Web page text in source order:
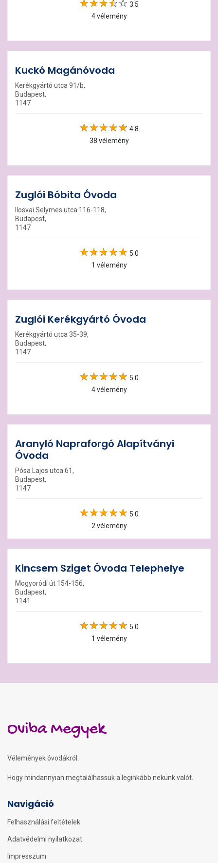
3.5
4 vélemény
Kuckó Magánóvoda
Kerékgyártó utca 91/b,
Budapest,
1147
4.8
38 vélemény
Zuglói Bóbita Óvoda
Ilosvai Selymes utca 116-118,
Budapest,
1147
5.0
1 vélemény
Zuglói Kerékgyártó Óvoda
Kerékgyártó utca 35-39,
Budapest,
1147
5.0
4 vélemény
Aranyló Napraforgó Alapítványi
Óvoda
Pósa Lajos utca 61,
Budapest,
1147
5.0
2 vélemény
Kincsem Sziget Óvoda Telephelye
Mogyoródi út 154-156,
Budapest,
1141
5.0
1 vélemény
Oviba Megyek
Vélemények óvodákról.
Hogy mindannyian megtalálhassuk a leginkább nekünk valót.
Navigáció
Felhasználási feltételek
Adatvédelmi nyilatkozat
Impresszum